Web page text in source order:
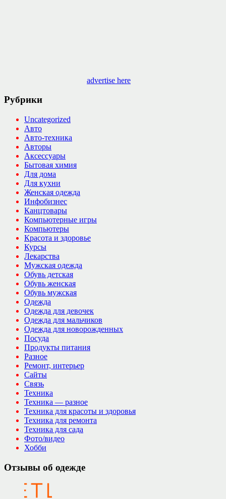
advertise here
Рубрики
Uncategorized
Авто
Авто-техника
Авторы
Аксессуары
Бытовая химия
Для дома
Для кухни
Женская одежда
Инфобизнес
Канцтовары
Компьютерные игры
Компьютеры
Красота и здоровье
Курсы
Лекарства
Мужская одежда
Обувь детская
Обувь женская
Обувь мужская
Одежда
Одежда для девочек
Одежда для мальчиков
Одежда для новорожденных
Посуда
Продукты питания
Разное
Ремонт, интерьер
Сайты
Связь
Техника
Техника — разное
Техника для красоты и здоровья
Техника для ремонта
Техника для сада
Фото/видео
Хобби
Отзывы об одежде